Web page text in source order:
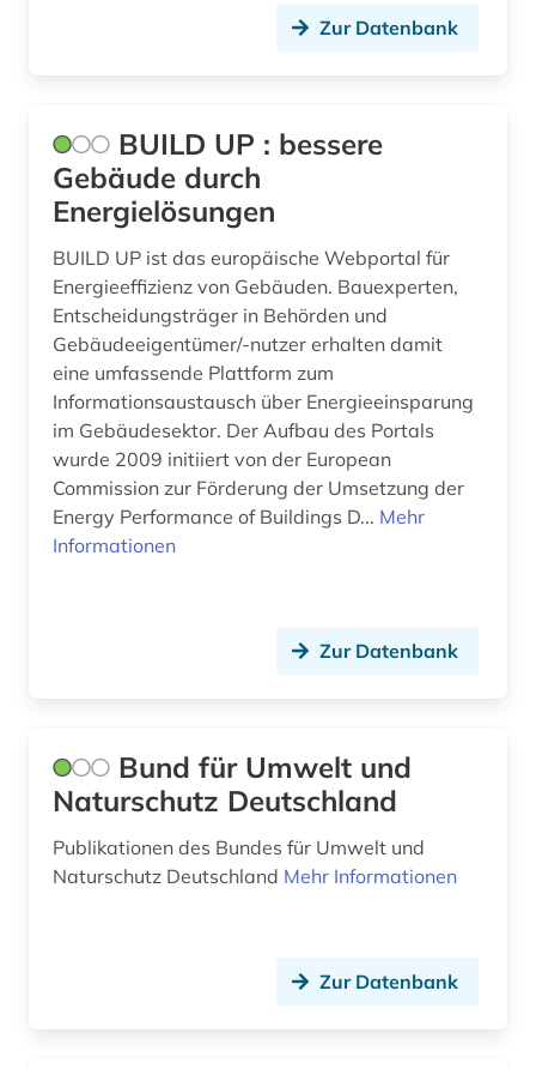
lichttechnik (1)
lichtverschmutzung (1)
literaturdatenbank (1)
lithografie (1)
luft (1)
luftfahrt (1)
luftverschmutzung (2)
län västra götaland (1)
medizintechnik (2)
metallindustrie (2)
Zur Datenbank
BUILD UP : bessere
Gebäude durch
Energielösungen
BUILD UP ist das europäische Webportal für
Energieeffizienz von Gebäuden. Bauexperten,
Entscheidungsträger in Behörden und
Gebäudeeigentümer/-nutzer erhalten damit
eine umfassende Plattform zum
Informationsaustausch über Energieeinsparung
im Gebäudesektor. Der Aufbau des Portals
wurde 2009 initiiert von der European
Commission zur Förderung der Umsetzung der
Energy Performance of Buildings D... Mehr
Informationen
Zur Datenbank
Bund für Umwelt und
Naturschutz Deutschland
Publikationen des Bundes für Umwelt und
Naturschutz Deutschland Mehr Informationen
Zur Datenbank